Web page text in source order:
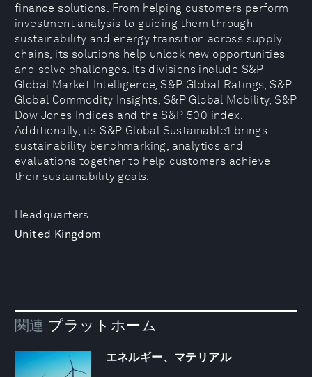
Headquarters
United Kingdom
finance solutions. From helping customers perform
investment analysis to guiding them through
sustainability and energy transition across supply
chains, its solutions help unlock new opportunities
and solve challenges. Its divisions include S&P
Global Market Intelligence, S&P Global Ratings, S&P
Global Commodity Insights, S&P Global Mobility, S&P
Dow Jones Indices and the S&P 500 index.
Additionally, its S&P Global Sustainable1 brings
sustainability benchmarking, analytics and
evaluations together to help customers achieve
their sustainability goals.
関連 プラットホーム
エネルギー、マテリアル